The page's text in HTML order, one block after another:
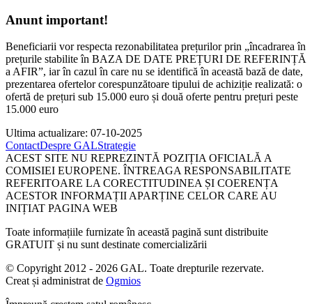
Anunt important!
Beneficiarii vor respecta rezonabilitatea prețurilor prin „încadrarea în
prețurile stabilite în BAZA DE DATE PREȚURI DE REFERINȚĂ
a AFIR”, iar în cazul în care nu se identifică în această bază de date,
prezentarea ofertelor corespunzătoare tipului de achiziție realizată: o
ofertă de prețuri sub 15.000 euro și două oferte pentru prețuri peste
15.000 euro
Ultima actualizare: 07-10-2025
ContactDespre GALStrategie
ACEST SITE NU REPREZINTĂ POZIȚIA OFICIALĂ A
COMISIEI EUROPENE. ÎNTREAGA RESPONSABILITATE
REFERITOARE LA CORECTITUDINEA ȘI COERENȚA
ACESTOR INFORMAȚII APARȚINE CELOR CARE AU
INIȚIAT PAGINA WEB
Toate informațiile furnizate în această pagină sunt distribuite
GRATUIT și nu sunt destinate comercializării
© Copyright 2012 - 2026 GAL. Toate drepturile rezervate.
Creat și administrat de Ogmios